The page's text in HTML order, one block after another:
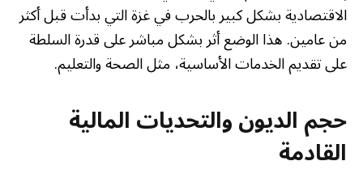
الاقتصادية بشكل كبير بالحرب في غزة التي بدأت قبل أكثر
من عامين. هذا الوضع أثر بشكل مباشر على قدرة السلطة
على تقديم الخدمات الأساسية، مثل الصحة والتعليم.
حجم الديون والتحديات المالية
القادمة